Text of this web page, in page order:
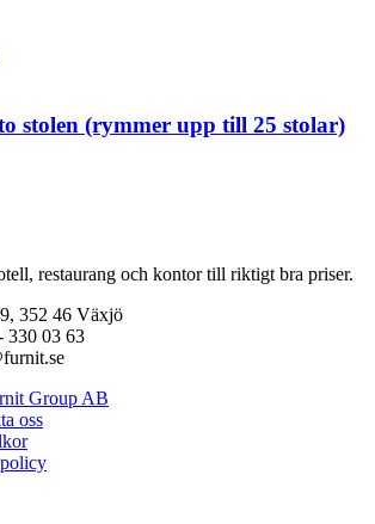
stolen (rymmer upp till 25 stolar)
restaurang och kontor till riktigt bra priser.
352 46 Växjö
330 03 63
Group AB
oss